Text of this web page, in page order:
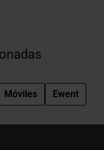
Móviles Ewent